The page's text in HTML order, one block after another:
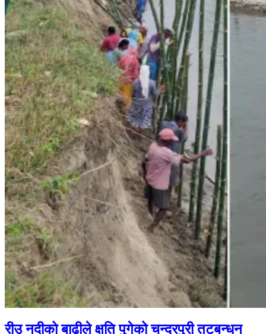
रीउ नदीको बाढीले क्षति पुगेको चन्द्रपुरी तटबन्धन